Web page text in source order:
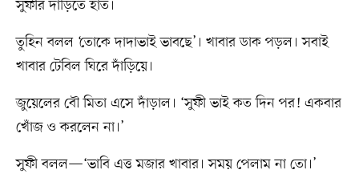
সুফীর দাড়িতে হাত।
তুহিন বলল ‘তোকে দাদাভাই ভাবছে’। খাবার ডাক পড়ল। সবাই
খাবার টেবিল ঘিরে দাঁড়িয়ে।
জুয়েলের বৌ মিতা এসে দাঁড়াল। ‘সুফী ভাই কত দিন পর! একবার
খোঁজ ও করলেন না।’
সুফী বলল—‘ভাবি এত্ত মজার খাবার। সময় পেলাম না তো।’